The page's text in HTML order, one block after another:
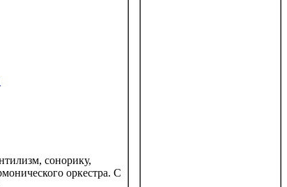
сонорику,
оркестра. С